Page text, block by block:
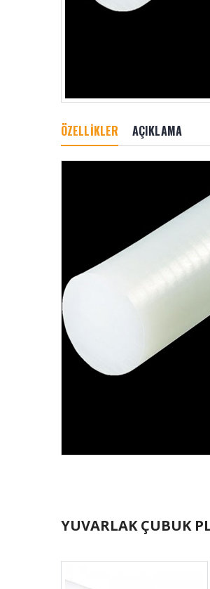
ÖZELLİKLER AÇIKLAMA
YUVARLAK ÇUBUK